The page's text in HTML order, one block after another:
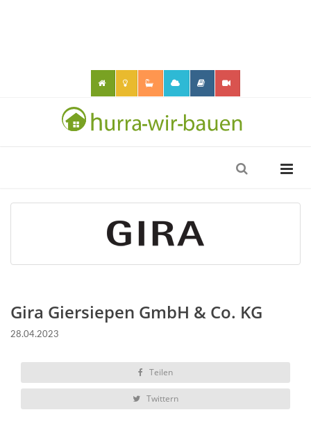
Gira Giersiepen GmbH & Co. KG
28.04.2023
Teilen
Twittern